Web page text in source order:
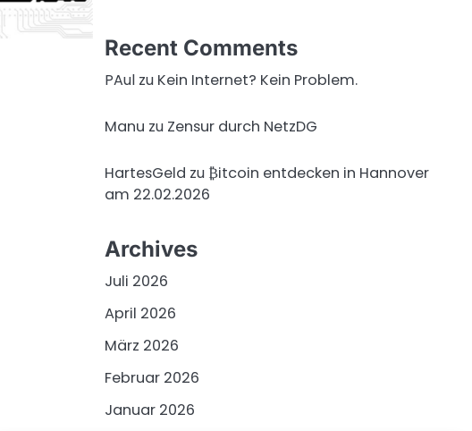
Recent Comments
PAulzu Kein Internet? Kein Problem.
Manu zu Zensur durch NetzDG
HartesGeld zu ₿itcoin entdecken in Hannover
am 22.02.2026
Archives
Juli 2026
April 2026
März 2026
Februar 2026
Januar 2026